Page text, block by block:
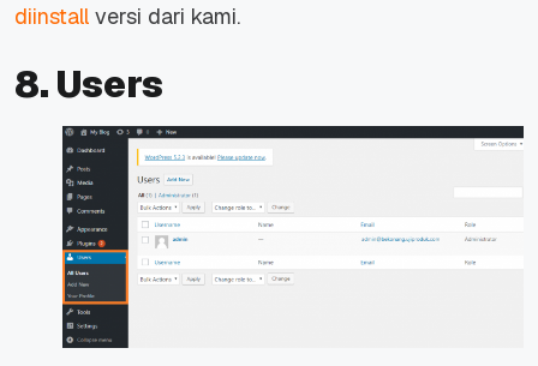
diinstall versi dari kami.
8. Users